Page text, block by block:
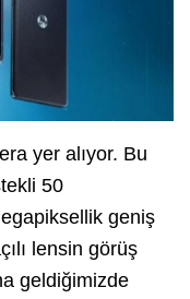
yer alıyor. Bu
50
geniş
lensin görüş
geldiğimizde